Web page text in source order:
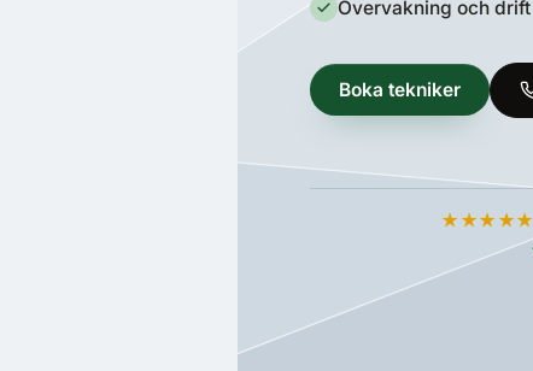
Övervakning och drift
Boka tekniker
★★★★★